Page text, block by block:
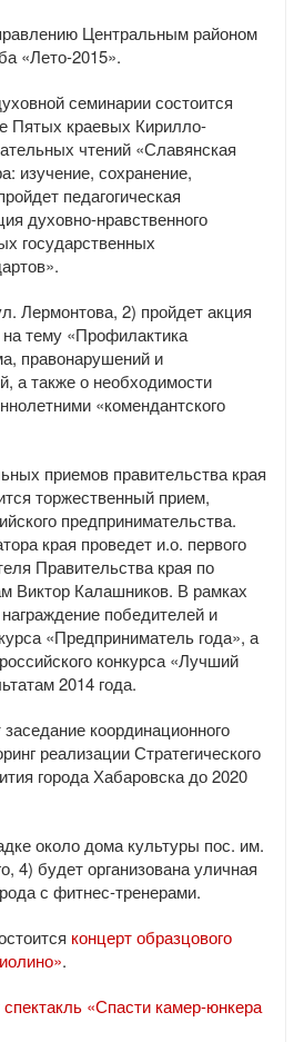
Центральным районом
«Лето-2015».
семинарии состоится
Пятых краевых Кирилло-
чтений «Славянская
изучение, сохранение,
педагогическая
духовно-нравственного
государственных
Лермонтова, 2) пройдет акция
тему «Профилактика
правонарушений и
а также о необходимости
«комендантского
приемов правительства края
торжественный прием,
предпринимательства.
края проведет и.о. первого
Правительства края по
Виктор Калашников. В рамках
победителей и
«Предприниматель года», а
конкурса «Лучший
2014 года.
координационного
реализации Стратегического
города Хабаровска до 2020
около дома культуры пос. им.
4) будет организована уличная
с фитнес-тренерами.
концерт образцового
.
спектакль «Спасти камер-юнкера